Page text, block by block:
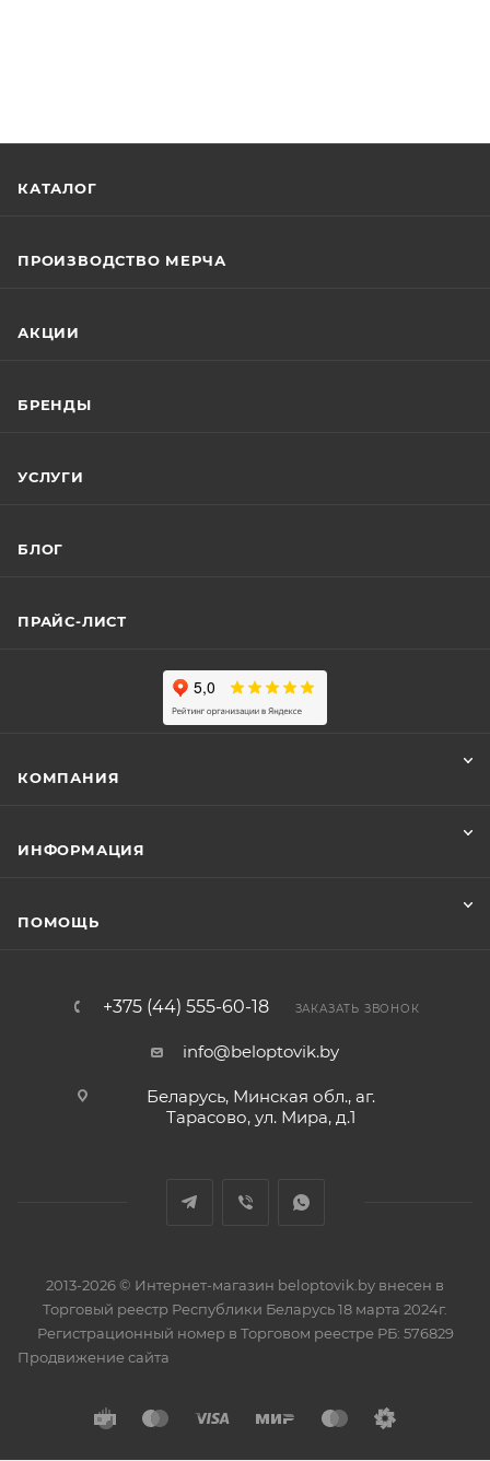
КАТАЛОГ
ПРОИЗВОДСТВО МЕРЧА
АКЦИИ
БРЕНДЫ
УСЛУГИ
БЛОГ
ПРАЙС-ЛИСТ
КОМПАНИЯ
ИНФОРМАЦИЯ
ПОМОЩЬ
+375 (44) 555-60-18 ЗАКАЗАТЬ ЗВОНОК
info@beloptovik.by
Беларусь, Минская обл., аг.
Тарасово, ул. Мира, д.1
2013-2026 © Интернет-магазин beloptovik.by внесен в
Торговый реестр Республики Беларусь 18 марта 2024г.
Регистрационный номер в Торговом реестре РБ: 576829
Продвижение сайта